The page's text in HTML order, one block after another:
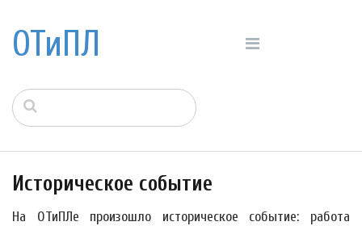
ОТиПЛ
Историческое событие
На ОТиПЛе произошло историческое событие: работа